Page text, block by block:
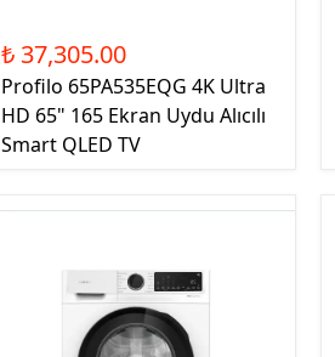
₺ 37,305.00
Profilo 65PA535EQG 4K Ultra
HD 65" 165 Ekran Uydu Alıcılı
Smart QLED TV